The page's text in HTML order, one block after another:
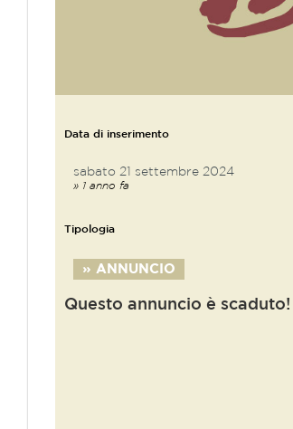
Data di inserimento
sabato 21 settembre 2024
» 1 anno fa
Tipologia
» ANNUNCIO
Questo annuncio è scaduto!